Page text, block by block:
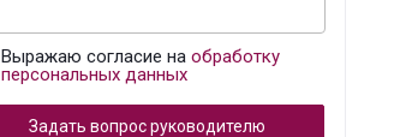
Выражаю согласие на обработку
персональных данных
Задать вопрос руководителю